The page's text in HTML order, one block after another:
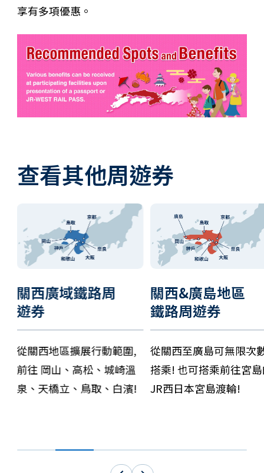
享有多項優惠。
查看其他周遊券
關西&廣島地區
鐵路周遊券
從關西至廣島可無限次數
搭乘! 也可搭乘前往宮島的
JR西日本宮島渡輪!
關西&北陸地區
鐵路周遊券
從關西至富山、石川
井，可無限次數搭乘!